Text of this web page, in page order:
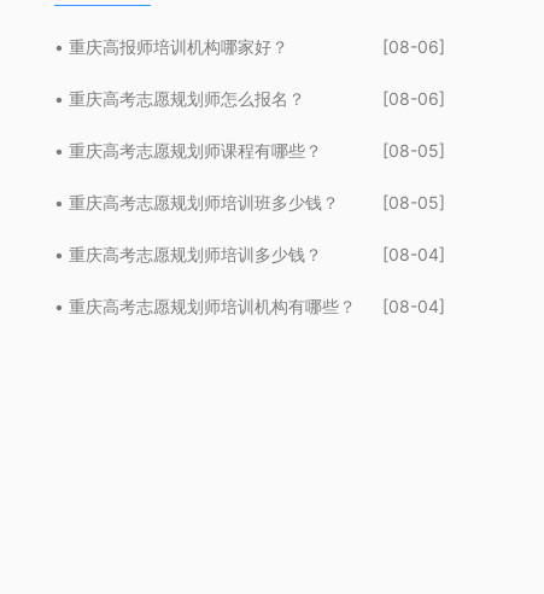
[08-06]
• 重庆高报师培训机构哪家好？
[08-06]
• 重庆高考志愿规划师怎么报名？
[08-05]
• 重庆高考志愿规划师课程有哪些？
[08-05]
• 重庆高考志愿规划师培训班多少钱？
[08-04]
• 重庆高考志愿规划师培训多少钱？
[08-04]
• 重庆高考志愿规划师培训机构有哪些？